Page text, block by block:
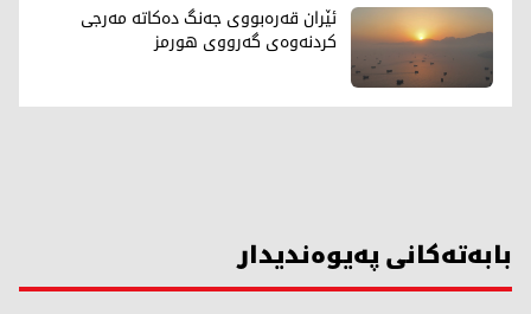
ئێران قەرەبووی جەنگ دەکاتە مەرجی
کردنەوەی گەرووی هورمز
بابەتەکانی پەیوەندیدار